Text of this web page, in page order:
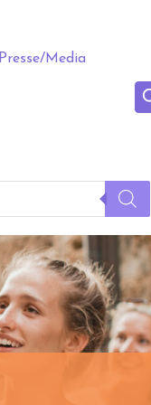
Presse/Media